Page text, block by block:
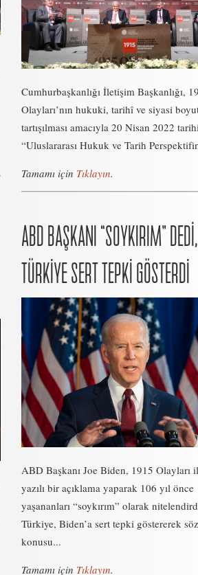
Cumhurbaşkanlığı İletişim Başkanlığı,
Olayları’nın hukuki, tarihî ve siyasi
tartışılması amacıyla 20 Nisan 2022
“Uluslararası Hukuk ve Tarih
Tamamı için Tıklayın.
ABD BAŞKANI “SOYKIRIM” DEDİ,
TÜRKİYE SERT TEPKİ GÖSTERDİ
ABD Başkanı Joe Biden, 1915 Olayları
yazılı bir açıklama yaparak 106 yıl önce
yaşananları “soykırım” olarak
Türkiye, Biden’a sert tepki göstererek söz
konusu...
Tamamı için Tıklayın.